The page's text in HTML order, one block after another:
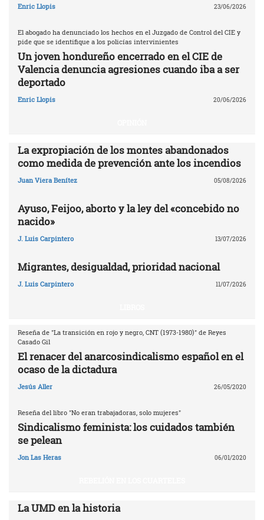
Enric Llopis 23/06/2026
El abogado ha denunciado los hechos en el Juzgado de Control del CIE y
pide que se identifique a los policías intervinientes
Un joven hondureño encerrado en el CIE de
Valencia denuncia agresiones cuando iba a ser
deportado
Enric Llopis 20/06/2026
La expropiación de los montes abandonados
como medida de prevención ante los incendios
Juan Viera Benítez 05/08/2026
Ayuso, Feijoo, aborto y la ley del «concebido no
nacido»
J. Luis Carpintero 13/07/2026
Migrantes, desigualdad, prioridad nacional
J. Luis Carpintero 11/07/2026
Reseña de "La transición en rojo y negro, CNT (1973-1980)" de Reyes
Casado Gil
El renacer del anarcosindicalismo español en el
ocaso de la dictadura
Jesús Aller 26/05/2020
Reseña del libro "No eran trabajadoras, solo mujeres"
Sindicalismo feminista: los cuidados también
se pelean
Jon Las Heras 06/01/2020
La UMD en la historia